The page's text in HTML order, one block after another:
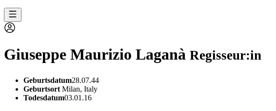
Giuseppe Maurizio Laganà Regisseur:in
Geburtsdatum28.07.44
Geburtsort Milan, Italy
Todesdatum03.01.16